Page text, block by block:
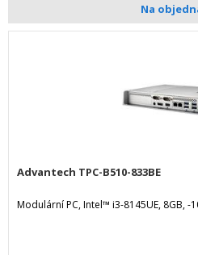
Na
Advantech TPC-B510-833BE
Modulární PC, Intel™ i3-8145UE, 8GB, -